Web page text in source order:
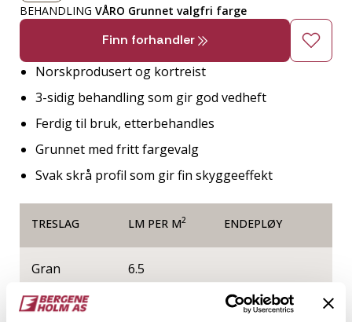
BEHANDLING VÅRO Grunnet valgfri farge
Finn forhandler
Norskprodusert og kortreist
3-sidig behandling som gir god vedheft
Ferdig til bruk, etterbehandles
Grunnet med fritt fargevalg
Svak skrå profil som gir fin skyggeeffekt
TRESLAG LM PER M2 ENDEPLØY
Gran 6.5
NOBB